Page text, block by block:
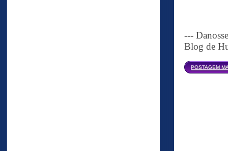
---
Blog de
POSTAGEM